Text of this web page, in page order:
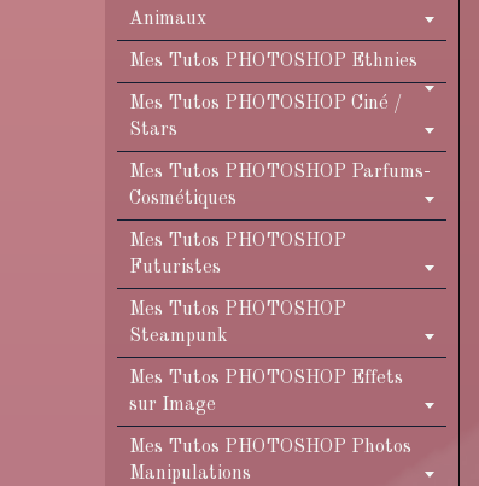
Animaux
Mes Tutos PHOTOSHOP Ethnies
Mes Tutos PHOTOSHOP Ciné /
Stars
Mes Tutos PHOTOSHOP Parfums-
Cosmétiques
Mes Tutos PHOTOSHOP
Futuristes
Mes Tutos PHOTOSHOP
Steampunk
Mes Tutos PHOTOSHOP Effets
sur Image
Mes Tutos PHOTOSHOP Photos
Manipulations